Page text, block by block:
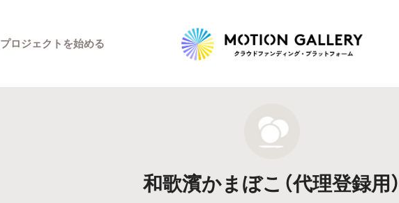
新着プロジェクト
Feature
プロジェクトを始める
和歌濱かまぼこ（代理登録用）